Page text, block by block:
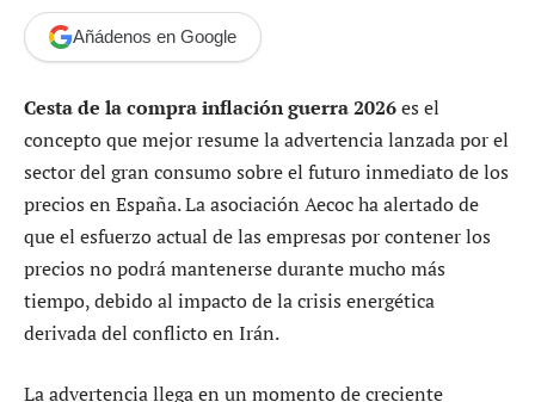
Añádenos en Google
Cesta de la compra inflación guerra 2026es el
concepto que mejor resume la advertencia lanzada por el
sector del gran consumo sobre el futuro inmediato de los
precios en España. La asociación Aecoc ha alertado de
que el esfuerzo actual de las empresas por contener los
precios no podrá mantenerse durante mucho más
tiempo, debido al impacto de la crisis energética
derivada del conflicto en Irán.
La advertencia llega en un momento de creciente